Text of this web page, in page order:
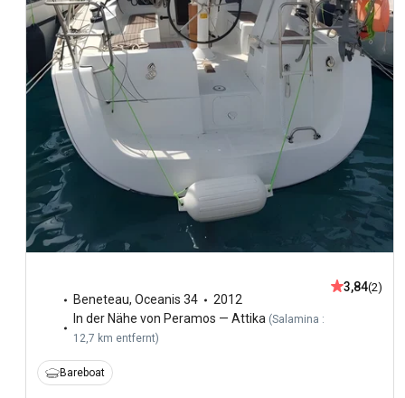
Beneteau, Oceanis 34
2012
In der Nähe von Peramos — Attika (Salamina :
12,7 km entfernt)
3,84(2)
Bareboat